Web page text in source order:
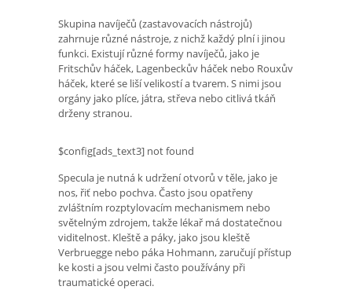
Skupina navíječů (zastavovacích nástrojů)
zahrnuje různé nástroje, z nichž každý plní i jinou
funkci. Existují různé formy navíječů, jako je
Fritschův háček, Lagenbeckův háček nebo Rouxův
háček, které se liší velikostí a tvarem. S nimi jsou
orgány jako plíce, játra, střeva nebo citlivá tkáň
drženy stranou.
$config[ads_text3] not found
Specula je nutná k udržení otvorů v těle, jako je
nos, řiť nebo pochva. Často jsou opatřeny
zvláštním rozptylovacím mechanismem nebo
světelným zdrojem, takže lékař má dostatečnou
viditelnost. Kleště a páky, jako jsou kleště
Verbruegge nebo páka Hohmann, zaručují přístup
ke kosti a jsou velmi často používány při
traumatické operaci.